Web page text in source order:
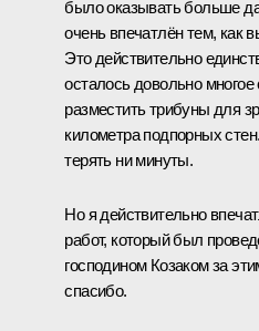
было оказывать больше
очень впечатлён тем, как
Это действительно
осталось довольно многое
разместить трибуны для
километра подпорных
терять ни минуты.
Но я действительно
работ, который был
господином Козаком за
спасибо.